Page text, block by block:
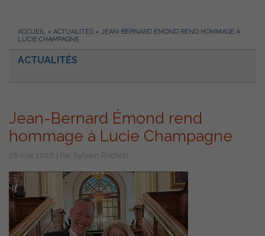
ACCUEIL » ACTUALITÉS » JEAN-BERNARD ÉMOND REND HOMMAGE À
LUCIE CHAMPAGNE
ACTUALITÉS
Jean-Bernard Émond rend
hommage à Lucie Champagne
28 mai 2026 | Par Sylvain Rochon